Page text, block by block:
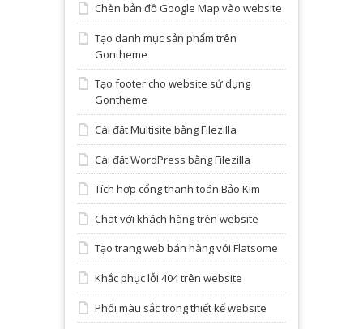
Chèn bản đồ Google Map vào website
Tạo danh mục sản phẩm trên
Gontheme
Tạo footer cho website sử dụng
Gontheme
Cài đặt Multisite bằng Filezilla
Cài đặt WordPress bằng Filezilla
Tích hợp cổng thanh toán Bảo Kim
Chat với khách hàng trên website
Tạo trang web bán hàng với Flatsome
Khắc phục lỗi 404 trên website
Phối màu sắc trong thiết kế website